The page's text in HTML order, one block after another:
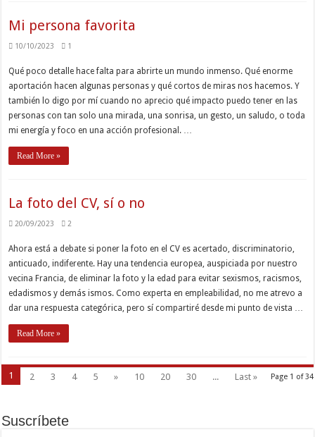
Mi persona favorita
10/10/2023 1
Qué poco detalle hace falta para abrirte un mundo inmenso. Qué enorme
aportación hacen algunas personas y qué cortos de miras nos hacemos. Y
también lo digo por mí cuando no aprecio qué impacto puedo tener en las
personas con tan solo una mirada, una sonrisa, un gesto, un saludo, o toda
mi energía y foco en una acción profesional. …
Read More »
La foto del CV, sí o no
20/09/2023 2
Ahora está a debate si poner la foto en el CV es acertado, discriminatorio,
anticuado, indiferente. Hay una tendencia europea, auspiciada por nuestro
vecina Francia, de eliminar la foto y la edad para evitar sexismos, racismos,
edadismos y demás ismos. Como experta en empleabilidad, no me atrevo a
dar una respuesta categórica, pero sí compartiré desde mi punto de vista …
Read More »
Page 1 of 34
1 2 3 4 5 » 10 20 30 ... Last »
Suscríbete